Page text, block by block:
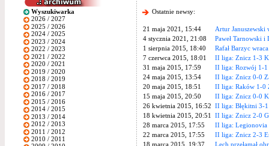
Wyszukiwarka
2026 / 2027
2025 / 2026
2024 / 2025
2023 / 2024
2022 / 2023
2021 / 2022
2020 / 2021
2019 / 2020
2018 / 2019
2017 / 2018
2016 / 2017
2015 / 2016
2014 / 2015
2013 / 2014
2012 / 2013
2011 / 2012
2010 / 2011
Ostatnie newsy:
21 maja 2021, 15:44
Artur Januszewski
4 stycznia 2021, 21:08
Paweł Tarnowski
1 sierpnia 2015, 18:40
Rafał Barzyc
7 czerwca 2015, 18:01
II liga: Znicz 1-3
31 maja 2015, 17:59
II liga: Rozwój 1-1
24 maja 2015, 13:54
II liga: Znicz 0-0
20 maja 2015, 18:51
II liga: Raków 1-0
15 maja 2015, 20:50
II liga: Znicz 0-0
26 kwietnia 2015, 16:52 II liga: Błękitni 3-
18 kwietnia 2015, 20:51
II liga: Znicz 2-0
28 marca 2015, 17:55
II liga: Legionovia
22 marca 2015, 17:55
II liga: Znicz 2-3
18 marca 2015, 19:37
Lech przełamał